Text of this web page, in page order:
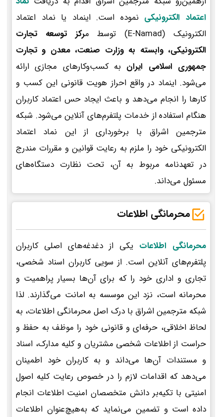
اعتماد الکترونیکی نموده است. اینماد یا نماد اعتماد
الکترونیک (E-Namad) توسط م
رکز توسعه تجارت
الکترونیکی، وابسته به وزارت صنعت، معدن و تجارت
جمهوری اسلامی ایران به کسب‌وکارهای مجازی ارائه
می‌شود. اینماد در واقع احراز هویت قانونی این کسب و
کارها را انجام می‌دهد و باعث ایجاد حس اعتماد کاربران
هنگام استفاده از خدمات پلتفرم‌های آنلاین می‌شود. شبکه
مترجمین اشراق با برخورداری از این نماد اعتماد
الکترونیکی خود را ملزم به رعایت قوانین و مقررات مندرج
در تعهدنامه مربوط به آن، تحت نظارت دستگاه‌های
مسئول می‌داند.
محرمانگی اطلاعات
محرمانگی اطلاعات یکی از دغدغه‌های اصلی کاربران
پلتفرم‌های آنلاین است. از سویی کاربران اسناد شخصی،
تجاری و اداری خود را که برای آن‌ها بسیار پراهمیت و
محرمانه است، نزد این موسسه به امانت می‌گذارند. لذا
شبکه مترجمین اشراق با درک اصل محرمانگی اطلاعات، به
لحاظ اخلاقی، حرفه‌ای و قانونی خود را موظف به حفظ و
حراست از اطلاعات شخصی مشتریان و کلیه مدارک، اسناد
و مستندات آن‌ها می‌داند و به کاربران خود اطمینان
می‌دهد که اقدامات لازم را در خصوص رعایت کلیه اصول
امنیتی با تکیه‌بر دانش متخصصان امنیت اطلاعات انجام
داده است و تضمین می‌نماید که به‌هیچ‌عنوان اطلاعات